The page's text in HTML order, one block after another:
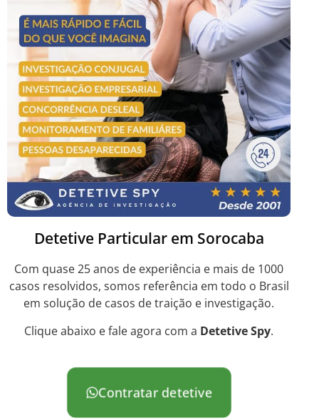
Detetive Particular em Sorocaba
Com quase 25 anos de experiência e mais de 1000
casos resolvidos, somos referência em todo o Brasil
em solução de casos de traição e investigação.
Clique abaixo e fale agora com a Detetive Spy.
Contratar detetive